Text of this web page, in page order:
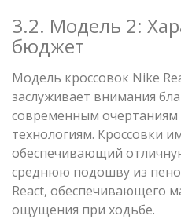
3.2. Модель 2:
бюджет
Модель кроссовок Nike
заслуживает внимания
современным очертаниям
технологиям. Кроссовки
обеспечивающий
среднюю подошву из
React, обеспечивающего
ощущения при ходьбе.